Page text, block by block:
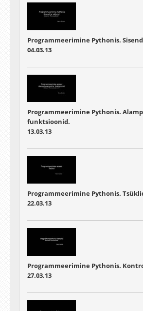
Programmeerimine Pythonis.
04.03.13
Programmeerimine Pythonis.
funktsioonid.
13.03.13
Programmeerimine Pythonis.
22.03.13
Programmeerimine Pythonis.
27.03.13